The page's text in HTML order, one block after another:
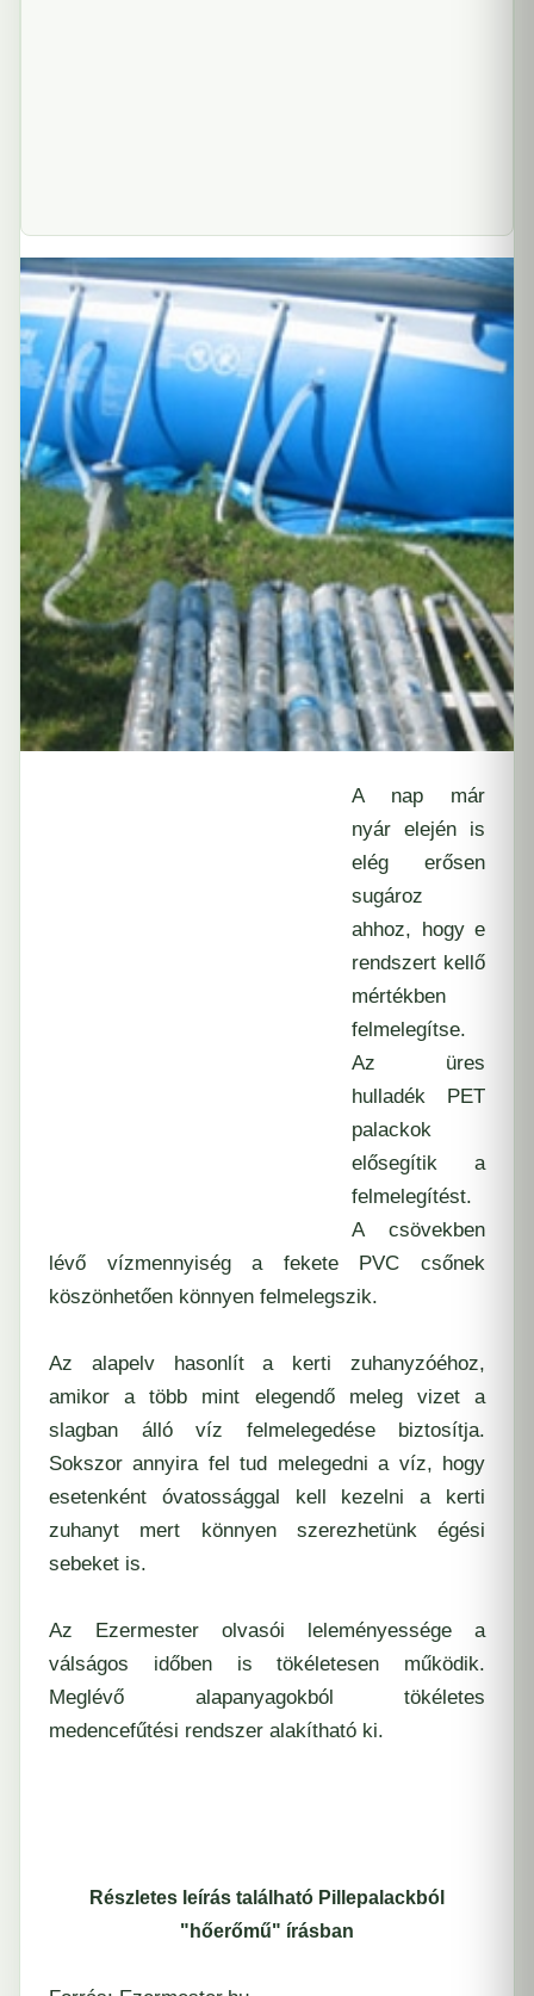
A nap már
nyár elején is
elég erősen
sugároz
ahhoz, hogy e
rendszert kellő
mértékben
felmelegítse.
Az üres
hulladék PET
palackok
elősegítik a
felmelegítést.
A csövekben
lévő vízmennyiség a fekete PVC csőnek
köszönhetően könnyen felmelegszik.
Az alapelv hasonlít a kerti zuhanyzóéhoz,
amikor a több mint elegendő meleg vizet a
slagban álló víz felmelegedése biztosítja.
Sokszor annyira fel tud melegedni a víz, hogy
esetenként óvatossággal kell kezelni a kerti
zuhanyt mert könnyen szerezhetünk égési
sebeket is.
Az Ezermester olvasói leleményessége a
válságos időben is tökéletesen működik.
Meglévő alapanyagokból tökéletes
medencefűtési rendszer alakítható ki.
Részletes leírás található Pillepalackból
"hőerőmű" írásban